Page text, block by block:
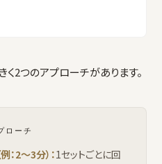
く2つのアプローチがあります。
ローチ
：2〜3分）：1セットごとに回